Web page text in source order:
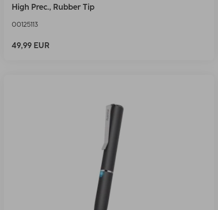
High Prec., Rubber Tip
00125113
49,99 EUR